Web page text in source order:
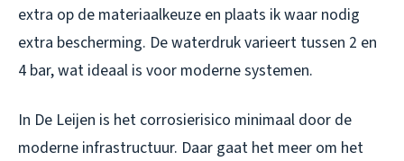
extra op de materiaalkeuze en plaats ik waar nodig
extra bescherming. De waterdruk varieert tussen 2 en
4 bar, wat ideaal is voor moderne systemen.
In De Leijen is het corrosierisico minimaal door de
moderne infrastructuur. Daar gaat het meer om het